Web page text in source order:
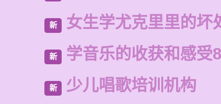
新 女生学尤克里里的坏
新 学音乐的收获和感受
新 少儿唱歌培训机构